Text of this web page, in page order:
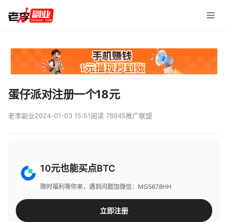
蛋仔派对注册一个18元
老李副业2024-01-03 15:51阅读 78945推广联盟
10元也能买点BTC
限时福利等你来，遇到问题加微信：MG5678HH
立即注册